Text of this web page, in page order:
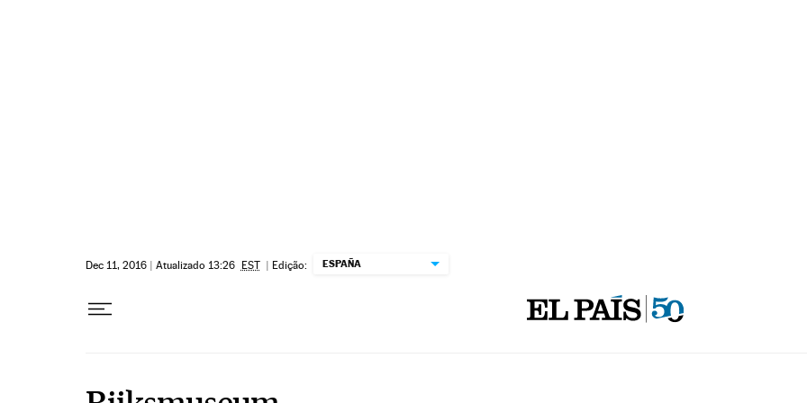
Dec 11, 2016 | Atualizado 13:26 EST | Edição: ESPAÑA